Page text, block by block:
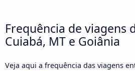
Frequência de viagens
Cuiabá, MT e Goiânia
Veja aqui a frequência das viagens